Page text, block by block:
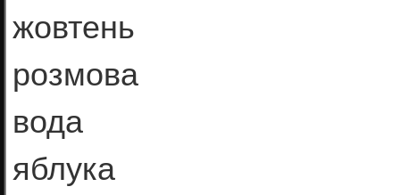
жовтень
розмова
вода
яблука